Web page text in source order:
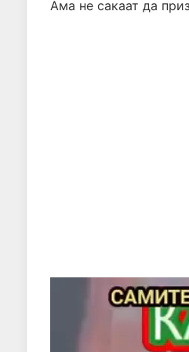
Ама не сакаат да